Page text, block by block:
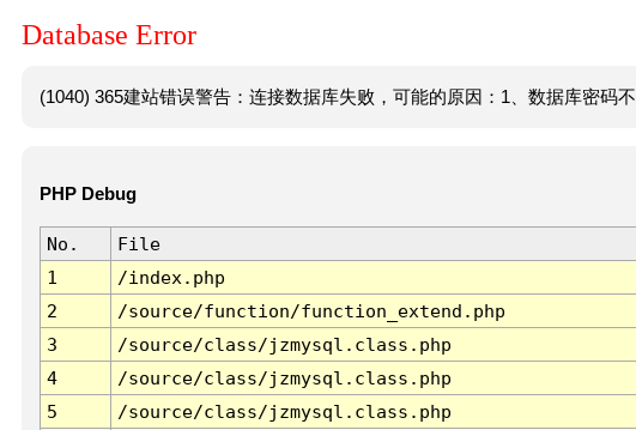
Database Error
(1040) 365建站错误警告：连接数据库失败，可能的原因：1、数据库密码
PHP Debug
No. File
1
/index.php
2
/source/function/function_extend.php
3
/source/class/jzmysql.class.php
4
/source/class/jzmysql.class.php
5
/source/class/jzmysql.class.php